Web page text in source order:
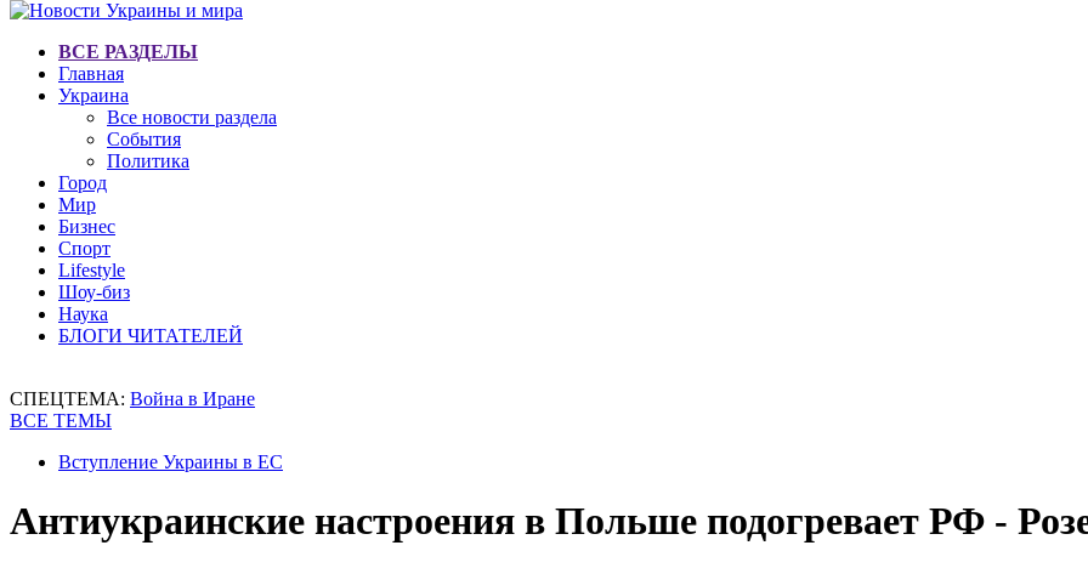
ВСЕ РАЗДЕЛЫ
Главная
Украина
Все новости раздела
События
Политика
Город
Мир
Бизнес
Спорт
Lifestyle
Шоу-биз
Наука
БЛОГИ ЧИТАТЕЛЕЙ
СПЕЦТЕМА: Война в Иране
ВСЕ ТЕМЫ
Вступление Украины в ЕС
Антиукраинские настроения в Польше подогревает РФ -